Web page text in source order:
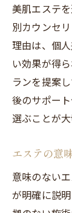
美肌エステ
別カウンセ
理由は、個
い効果が得
ランを提案
後のサポー
選ぶことが大
エステの意
意味のない
が明確に説